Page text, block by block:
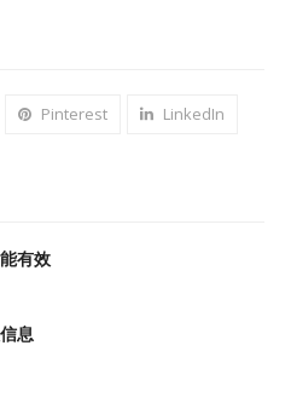
Pinterest LinkedIn
有效
息